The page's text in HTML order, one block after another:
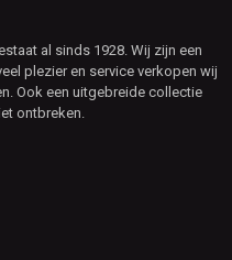
al sinds 1928. Wij zijn een
plezier en service verkopen wij
Ook een uitgebreide collectie
ontbreken.